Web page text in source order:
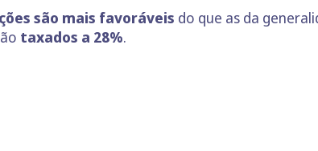
são mais favoráveis do que as da
taxados a 28%.